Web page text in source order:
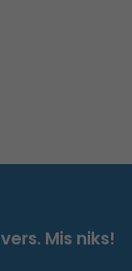
Mis niks!